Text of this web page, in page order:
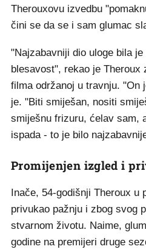
Therouxovu izvedbu
čini se da se i sam glumac
"Najzabavniji dio uloge bila
blesavost", rekao je Theroux
filma održanoj u travnju. "On
je. "Biti smiješan, nositi
smiješnu frizuru, ćelav sam,
ispada - to je bilo
Promijenjen izgled i
Inače, 54-godišnji Theroux u
privukao pažnju i zbog svog
stvarnom životu. Naime,
godine na premijeri druge